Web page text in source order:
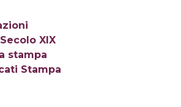
XIX
stampa
Stampa